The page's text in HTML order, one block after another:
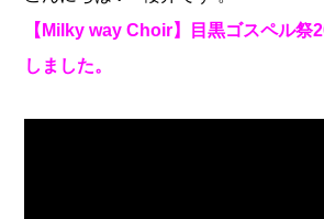
【Milky way Choir】目黒ゴスペル祭
しました。